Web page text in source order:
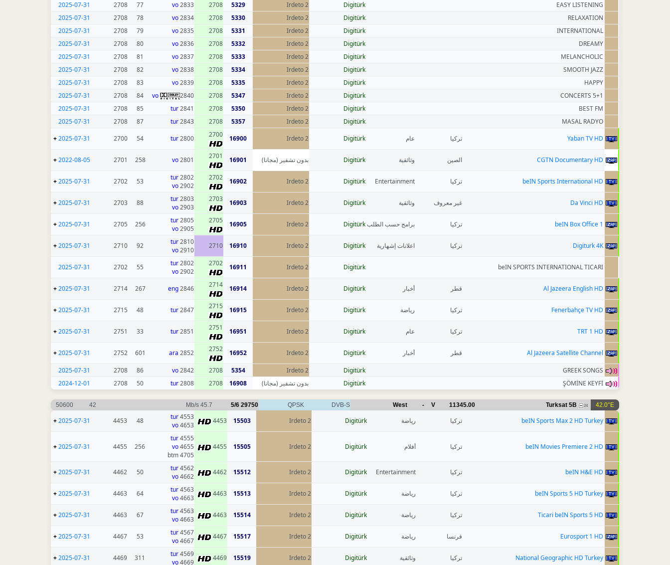
EASY LISTENING
Digitürk
Irdeto 2
5329
2708
2833
vo
77
2708
2025-07-31
RELAXATION
Digitürk
Irdeto 2
5330
2708
2834
vo
78
2708
2025-07-31
INTERNATIONAL
Digitürk
Irdeto 2
5331
2708
2835
vo
79
2708
2025-07-31
DREAMY
Digitürk
Irdeto 2
5332
2708
2836
vo
80
2708
2025-07-31
MELANCHOLIC
Digitürk
Irdeto 2
5333
2708
2837
vo
81
2708
2025-07-31
SMOOTH JAZZ
Digitürk
Irdeto 2
5334
2708
2838
vo
82
2708
2025-07-31
HAPPY
Digitürk
Irdeto 2
5335
2708
2839
vo
83
2708
2025-07-31
5+1 CONCERTS
Digitürk
Irdeto 2
5347
2708
2840
vo
84
2708
2025-07-31
BEST FM
Digitürk
Irdeto 2
5350
2708
2841
tur
85
2708
2025-07-31
MASAL RADYO
Digitürk
Irdeto 2
5357
2708
2843
tur
87
2708
2025-07-31
Yaban TV HD
تركيا عام Digitürk
Irdeto 2
16900
2700
2800
tur
54
2700
2025-07-31
+
CGTN Documentary HD الصين وثائقية Digitürk بدون تشفير (مجانا) 16901
2701
2801
vo
258
2701
2022-08-05
+
beIN Sports International HD تركيا Entertainment
Digitürk
Irdeto 2
16902
2702
2802
tur
2902
vo
53
2702
2025-07-31
+
Da Vinci HD غير معروف وثائقية Digitürk
Irdeto 2
16903
2703
2803
tur
2903
vo
88
2703
2025-07-31
+
beIN Box Office 1 تركيا برامج حسب الطلبDigitürk
Irdeto 2
16905
2705
2805
tur
2905
vo
256
2705
2025-07-31
+
Digiturk 4K تركيا اعلانات إشهارية Digitürk
Irdeto 2
16910
2710
2810
tur
2910
vo
92
2710
2025-07-31
+
beIN SPORTS INTERNATIONAL TICARI
Digitürk
Irdeto 2
16911
2702
2802
tur
2902
vo
55
2702
2025-07-31
Al Jazeera English HD قطر أخبار Digitürk
Irdeto 2
16914
2714
2846
eng
267
2714
2025-07-31
+
Fenerbahçe TV HD تركيا رياضة Digitürk
Irdeto 2
16915
2715
2847
tur
48
2715
2025-07-31
+
TRT 1 HD تركيا عام Digitürk
Irdeto 2
16951
2751
2851
tur
33
2751
2025-07-31
+
Al Jazeera Satellite Channel قطر أخبار Digitürk
Irdeto 2
16952
2752
2852
ara
601
2752
2025-07-31
+
GREEK SONGS
Digitürk
Irdeto 2
5354
2708
2842
vo
86
2708
2025-07-31
ŞÖMİNE KEYFİ
Digitürk بدون تشفير (مجانا) 16908
2708
2808
tur
50
2708
2024-12-01
42.0°E
Turksat 5B 24
11345.00
V
-
West
DVB-S
QPSK
29750
5/6
45.7 Mb/s
42
50600
beIN Sports Max 2 HD Turkey تركيا رياضة Digitürk
Irdeto 2
15503
4453
4553
tur
4653
vo
48
4453
2025-07-31
+
beIN Movies Premiere 2 HD تركيا أفلام Digitürk
Irdeto 2
15505
4455
4555
tur
4655
vo
4705 btm
256
4455
2025-07-31
+
beIN H&E HD تركيا Entertainment
Digitürk
Irdeto 2
15512
4462
4562
tur
4662
vo
50
4462
2025-07-31
+
beIN Sports 5 HD Turkey تركيا رياضة Digitürk
Irdeto 2
15513
4463
4563
tur
4663
vo
64
4463
2025-07-31
+
Ticari beIN Sports 5 HD تركيا رياضة Digitürk
Irdeto 2
15514
4463
4563
tur
4663
vo
67
4463
2025-07-31
+
Eurosport 1 HD فرنسا رياضة Digitürk
Irdeto 2
15517
4467
4567
tur
4667
vo
53
4467
2025-07-31
+
National Geographic HD Turkey تركيا وثائقية Digitürk
Irdeto 2
15519
4469
4569
tur
4669
vo
311
4469
2025-07-31
+